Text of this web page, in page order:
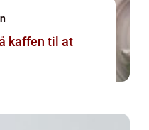
kaffen til at